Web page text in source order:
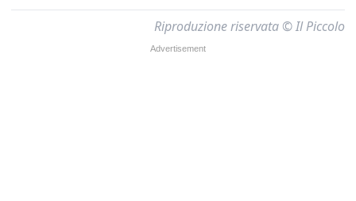
Riproduzione riservata © Il Piccolo